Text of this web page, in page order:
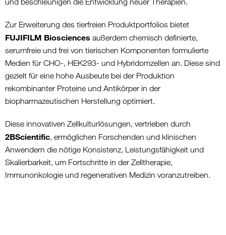
Zur Erweiterung des tierfreien Produktportfolios bietet
FUJIFILM Biosciences außerdem chemisch definierte,
serumfreie und frei von tierischen Komponenten formulierte
Medien für CHO-, HEK293- und Hybridomzellen an. Diese sind
gezielt für eine hohe Ausbeute bei der Produktion
rekombinanter Proteine und Antikörper in der
biopharmazeutischen Herstellung optimiert.
Diese innovativen Zellkulturlösungen, vertrieben durch
2BScientific, ermöglichen Forschenden und klinischen
Anwendern die nötige Konsistenz, Leistungsfähigkeit und
Skalierbarkeit, um Fortschritte in der Zelltherapie,
Immunonkologie und regenerativen Medizin voranzutreiben.